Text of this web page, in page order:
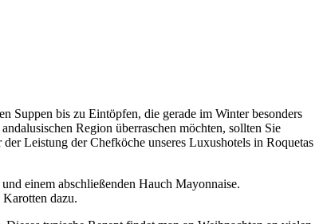
Suppen bis zu Eintöpfen, die gerade im Winter besonders
Region überraschen möchten, sollten Sie
Leistung der Chefköche unseres Luxushotels in Roquetas
einem abschließenden Hauch Mayonnaise.
dazu.